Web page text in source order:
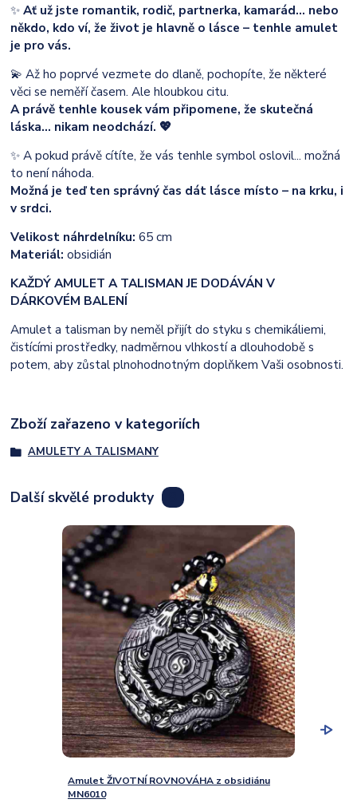
✨Ať už jste romantik, rodič, partnerka, kamarád… nebo
někdo, kdo ví, že život je hlavně o lásce – tenhle amulet
je pro vás.
💫 Až ho poprvé vezmete do dlaně, pochopíte, že některé
věci se neměří časem. Ale hloubkou citu.
A právě tenhle kousek vám připomene, že skutečná
láska… nikam neodchází. 💖
✨ A pokud právě cítíte, že vás tenhle symbol oslovil... možná
to není náhoda.
Možná je teď ten správný čas dát lásce místo – na krku, i
v srdci.
Velikost náhrdelníku:65 cm
Materiál:obsidián
KAŽDÝ AMULET A TALISMAN JE DODÁVÁN V
DÁRKOVÉM BALENÍ
Amulet a talisman by neměl přijít do styku s chemikáliemi,
čistícími prostředky, nadměrnou vlhkostí a dlouhodobě s
potem, aby zůstal plnohodnotným doplňkem Vaši osobnosti.
Zboží zařazeno v kategoriích
AMULETY A TALISMANY
Další skvělé produkty
Amulet ŽIVOTNÍ ROVNOVÁHA z obsidiánu
MN6010